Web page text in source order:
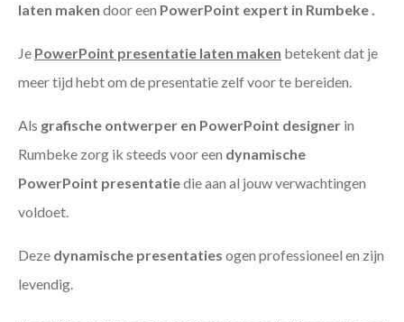
laten maken door een PowerPoint expert in Rumbeke .
Je PowerPoint presentatie laten maken betekent dat je
meer tijd hebt om de presentatie zelf voor te bereiden.
Als grafische ontwerper en PowerPoint designer in
Rumbeke zorg ik steeds voor een dynamische
PowerPoint presentatiedie aan al jouw verwachtingen
voldoet.
Deze dynamische presentaties ogen professioneel en zijn
levendig.